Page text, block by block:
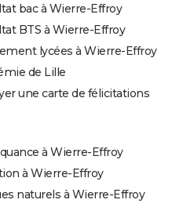
bac à Wierre-Effroy
BTS à Wierre-Effroy
lycées à Wierre-Effroy
de Lille
une carte de félicitations
à Wierre-Effroy
à Wierre-Effroy
naturels à Wierre-Effroy